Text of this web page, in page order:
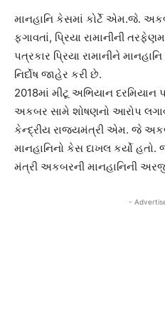
માનહાનિ કેસમાં કોર્ટે એમ.જે.
ફગાવતાં, પ્રિયા રામાનીની
પત્રકાર પ્રિયા રામાનીને
નિર્દોષ જાહેર કરી છે.
2018માં મીટૂ અભિયાન દરમિયાન
અકબર સામે શોષણનો આરોપ
કેન્દ્રીય રાજ્યમંત્રી એમ. જે
માનહાનિનો કેસ દાખલ કર્યો હતો.
મંત્રી અકબરની માનહાનિની
-